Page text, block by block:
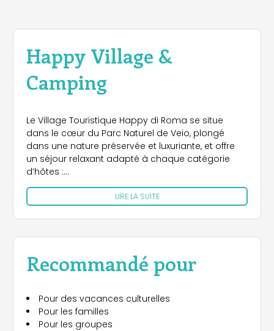
Happy Village &
Camping
Le Village Touristique Happy di Roma se situe
dans le cœur du Parc Naturel de Veio, plongé
dans une nature préservée et luxuriante, et offre
un séjour relaxant adapté à chaque catégorie
d’hôtes :
- les couples de tout âge qui désirent s’offrir des
vacances romantiques;
- ceux qui sont en voyage d’affaires;
- jeunes et sportifs désirant assister aux nombreux
stade Flaminio, autodrome de Vallelunga,
proches du village;
- familles avec enfants : Grâce au cadre réservé
et sécurisé du lieu, les adultes pourront se
LIRE LA SUITE
Recommandé pour
Pour des vacances culturelles
Pour les familles
Pour les groupes